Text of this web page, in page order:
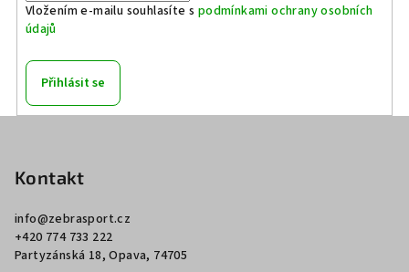
Vložením e-mailu souhlasíte s podmínkami ochrany osobních
údajů
Přihlásit se
Kontakt
info@zebrasport.cz
+420 774 733 222
Partyzánská 18, Opava, 74705